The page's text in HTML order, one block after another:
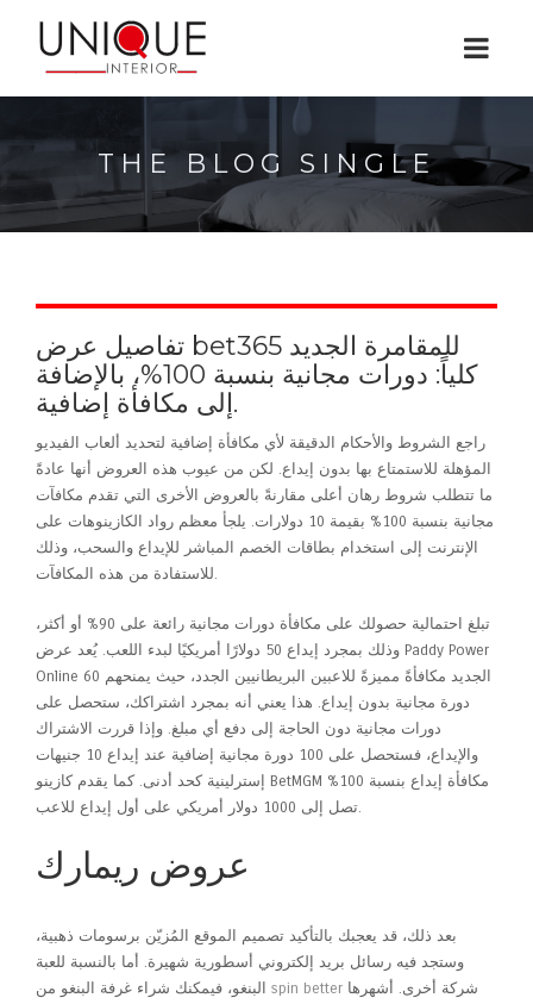
THE BLOG SINGLE
تفاصيل عرض bet365 للمقامرة الجديد
كلياً: دورات مجانية بنسبة 100%، بالإضافة
إلى مكافأة إضافية.
راجع الشروط والأحكام الدقيقة لأي مكافأة إضافية لتحديد ألعاب الفيديو
المؤهلة للاستمتاع بها بدون إيداع. لكن من عيوب هذه العروض أنها عادةً
ما تتطلب شروط رهان أعلى مقارنةً بالعروض الأخرى التي تقدم مكافآت
مجانية بنسبة 100% بقيمة 10 دولارات. يلجأ معظم رواد الكازينوهات على
الإنترنت إلى استخدام بطاقات الخصم المباشر للإيداع والسحب، وذلك
للاستفادة من هذه المكافآت.
تبلغ احتمالية حصولك على مكافأة دورات مجانية رائعة على 90% أو أكثر،
وذلك بمجرد إيداع 50 دولارًا أمريكيًا لبدء اللعب.
يُعد عرض Paddy Power
Online الجديد مكافأةً مميزةً للاعبين البريطانيين الجدد، حيث يمنحهم 60
دورة مجانية بدون إيداع. هذا يعني أنه بمجرد اشتراكك، ستحصل على
دورات مجانية دون الحاجة إلى دفع أي مبلغ. وإذا قررت الاشتراك
والإيداع، فستحصل على 100 دورة مجانية إضافية عند إيداع 10 جنيهات
إسترلينية كحد أدنى. كما يقدم كازينو BetMGM مكافأة إيداع بنسبة 100%
تصل إلى 1000 دولار أمريكي على أول إيداع للاعب.
عروض ريمارك
بعد ذلك، قد يعجبك بالتأكيد تصميم الموقع المُزيّن برسومات ذهبية،
وستجد فيه رسائل بريد إلكتروني أسطورية شهيرة. أما بالنسبة للعبة
spin better